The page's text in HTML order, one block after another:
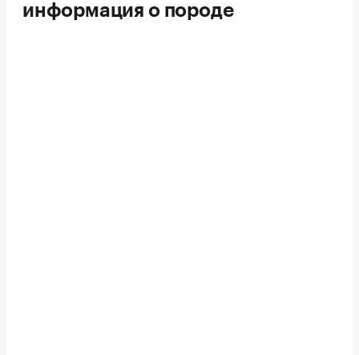
информация о породе